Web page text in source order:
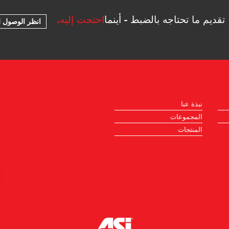
تقديم ما تحتاجه بالضبط - أينمااحتجت إليه. انظر الوصول
نبذة عنا
المجموعات
المنتجات